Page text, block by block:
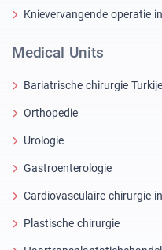
Knievervangende operatie
Medical Units
Bariatrische chirurgie Turkije
Orthopedie
Urologie
Gastroenterologie
Cardiovasculaire chirurgie
Plastische chirurgie